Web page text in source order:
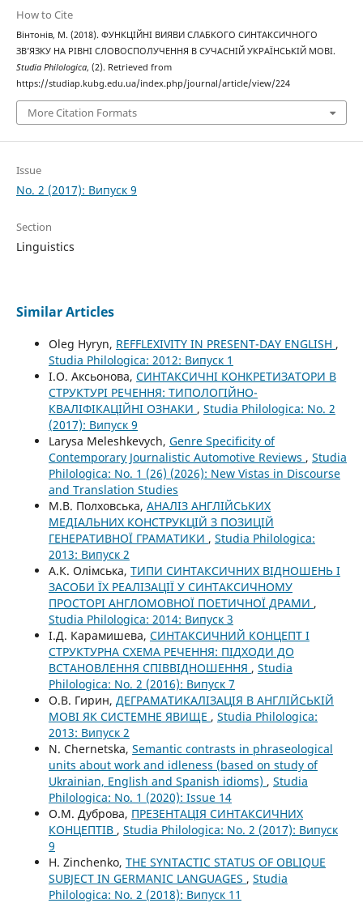
How to Cite
Вінтонів, М. (2018). ФУНКЦІЙНІ ВИЯВИ СЛАБКОГО СИНТАКСИЧНОГО
ЗВ’ЯЗКУ НА РІВНІ СЛОВОСПОЛУЧЕННЯ В СУЧАСНІЙ УКРАЇНСЬКІЙ МОВІ.
Studia Philologica, (2). Retrieved from
https://studiap.kubg.edu.ua/index.php/journal/article/view/224
More Citation Formats
Issue
No. 2 (2017): Випуск 9
Section
Linguistics
Similar Articles
Oleg Hyryn, REFFLEXIVITY IN PRESENT-DAY ENGLISH ,
Studia Philologica: 2012: Випуск 1
І.О. Аксьонова, СИНТАКСИЧНІ КОНКРЕТИЗАТОРИ В
СТРУКТУРІ РЕЧЕННЯ: ТИПОЛОГІЙНО-
КВАЛІФІКАЦІЙНІ ОЗНАКИ , Studia Philologica: No. 2
(2017): Випуск 9
Larysa Meleshkevych, Genre Specificity of
Contemporary Journalistic Automotive Reviews , Studia
Philologica: No. 1 (26) (2026): New Vistas in Discourse
and Translation Studies
М.В. Полховська, АНАЛІЗ АНГЛІЙСЬКИХ
МЕДІАЛЬНИХ КОНСТРУКЦІЙ З ПОЗИЦІЙ
ГЕНЕРАТИВНОЇ ГРАМАТИКИ , Studia Philologica:
2013: Випуск 2
А.К. Олімська, ТИПИ СИНТАКСИЧНИХ ВІДНОШЕНЬ І
ЗАСОБИ ЇХ РЕАЛІЗАЦІЇ У СИНТАКСИЧНОМУ
ПРОСТОРІ АНГЛОМОВНОЇ ПОЕТИЧНОЇ ДРАМИ ,
Studia Philologica: 2014: Випуск 3
І.Д. Карамишева, СИНТАКСИЧНИЙ КОНЦЕПТ І
СТРУКТУРНА СХЕМА РЕЧЕННЯ: ПІДХОДИ ДО
ВСТАНОВЛЕННЯ СПІВВІДНОШЕННЯ , Studia
Philologica: No. 2 (2016): Випуск 7
О.В. Гирин, ДЕГРАМАТИКАЛІЗАЦІЯ В АНГЛІЙСЬКІЙ
МОВІ ЯК СИСТЕМНЕ ЯВИЩЕ , Studia Philologica:
2013: Випуск 2
N. Chernetska, Semantic contrasts in phraseological
units about work and idleness (based on study of
Ukrainian, English and Spanish idioms) , Studia
Philologica: No. 1 (2020): Issue 14
О.М. Дуброва, ПРЕЗЕНТАЦІЯ СИНТАКСИЧНИХ
КОНЦЕПТІВ , Studia Philologica: No. 2 (2017): Випуск
9
H. Zinchenko, THE SYNTACTIC STATUS OF OBLIQUE
SUBJECT IN GERMANIC LANGUAGES , Studia
Philologica: No. 2 (2018): Випуск 11